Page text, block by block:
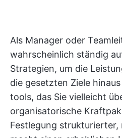
Als Manager oder
wahrscheinlich ständig
Strategien, um die
die gesetzten Ziele
tools, das Sie vielleicht
organisatorische
Festlegung strukturierter,